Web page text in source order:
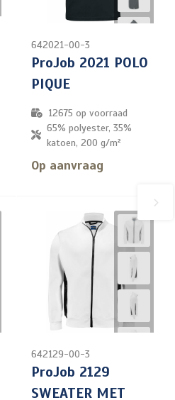
642021-00-3
ProJob 2021 POLO
PIQUE
12675 op voorraad
65% polyester, 35%
katoen, 200 g/m²
Op aanvraag
642129-00-3
ProJob 2129
SWEATER MET